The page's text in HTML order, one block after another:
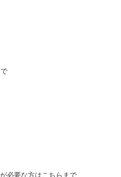
必要な方はこちらまで